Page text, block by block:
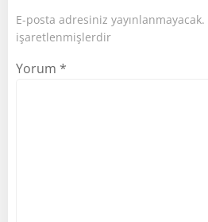
E-posta adresiniz yayınlanmayacak.
işaretlenmişlerdir
Yorum *